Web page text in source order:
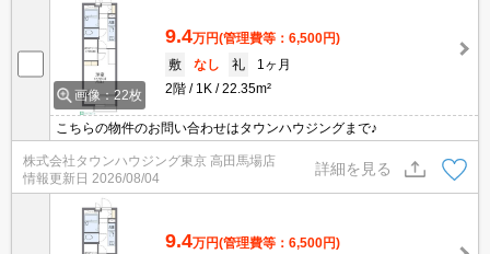
画像：22枚
9.4万円(管理費等：6,500円)
敷
なし 礼
1ヶ月
2階
1K 22.35m²
こちらの物件のお問い合わせはタウンハウジングまで♪
株式会社タウンハウジング東京 高田馬場店
情報更新日 2026/08/04
詳細を見る
9.4万円(管理費等：6,500円)